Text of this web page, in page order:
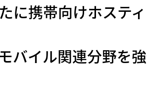
に携帯向けホステ
バイル関連分野を